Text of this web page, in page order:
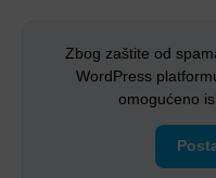
Zbog zaštite od
WordPress
omogućeno